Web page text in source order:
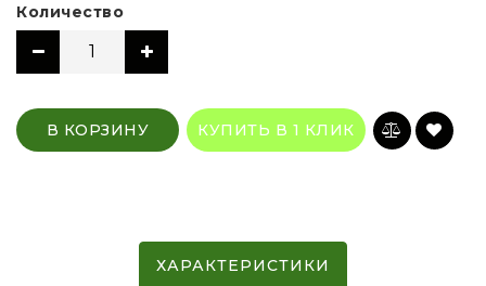
Количество
В КОРЗИНУ КУПИТЬ В 1 КЛИК
ХАРАКТЕРИСТИКИ